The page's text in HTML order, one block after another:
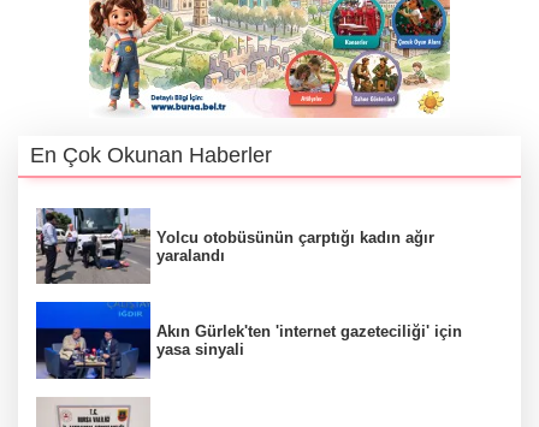
En Çok Okunan Haberler
Yolcu otobüsünün çarptığı kadın ağır
yaralandı
Akın Gürlek'ten 'internet gazeteciliği' için
yasa sinyali